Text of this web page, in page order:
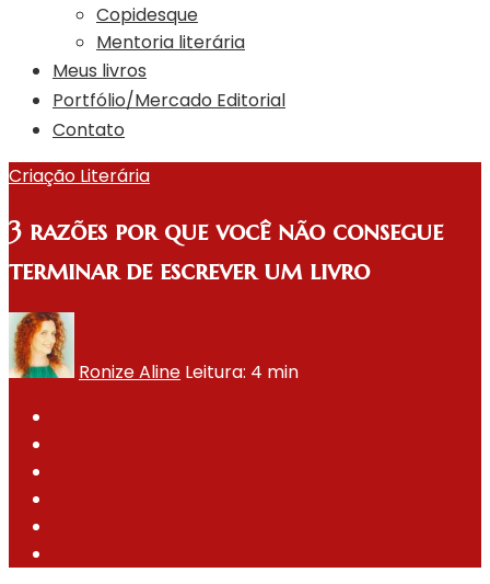
Copidesque
Mentoria literária
Meus livros
Portfólio/Mercado Editorial
Contato
Criação Literária
3 razões por que você não consegue
terminar de escrever um livro
Ronize Aline Leitura: 4 min